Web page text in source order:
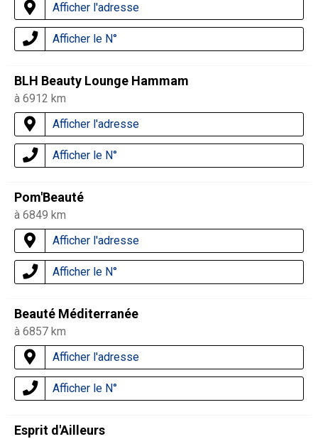
Afficher l'adresse
Afficher le N°
BLH Beauty Lounge Hammam
à 6912 km
Afficher l'adresse
Afficher le N°
Pom'Beauté
à 6849 km
Afficher l'adresse
Afficher le N°
Beauté Méditerranée
à 6857 km
Afficher l'adresse
Afficher le N°
Esprit d'Ailleurs